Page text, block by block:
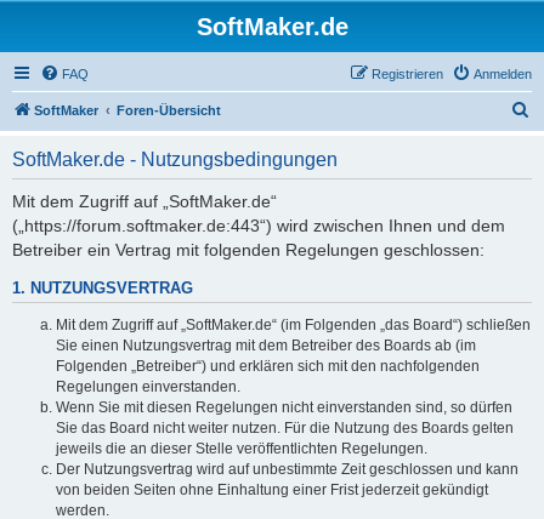
SoftMaker.de
FAQ Anmelden
Registrieren
SoftMaker Foren-Übersicht
SoftMaker.de - Nutzungsbedingungen
Mit dem Zugriff auf „SoftMaker.de“
(„https://forum.softmaker.de:443“) wird zwischen Ihnen und dem
Betreiber ein Vertrag mit folgenden Regelungen geschlossen:
1. NUTZUNGSVERTRAG
Mit dem Zugriff auf „SoftMaker.de“ (im Folgenden „das Board“) schließen
Sie einen Nutzungsvertrag mit dem Betreiber des Boards ab (im
Folgenden „Betreiber“) und erklären sich mit den nachfolgenden
Regelungen einverstanden.
Wenn Sie mit diesen Regelungen nicht einverstanden sind, so dürfen
Sie das Board nicht weiter nutzen. Für die Nutzung des Boards gelten
jeweils die an dieser Stelle veröffentlichten Regelungen.
Der Nutzungsvertrag wird auf unbestimmte Zeit geschlossen und kann
von beiden Seiten ohne Einhaltung einer Frist jederzeit gekündigt
werden.